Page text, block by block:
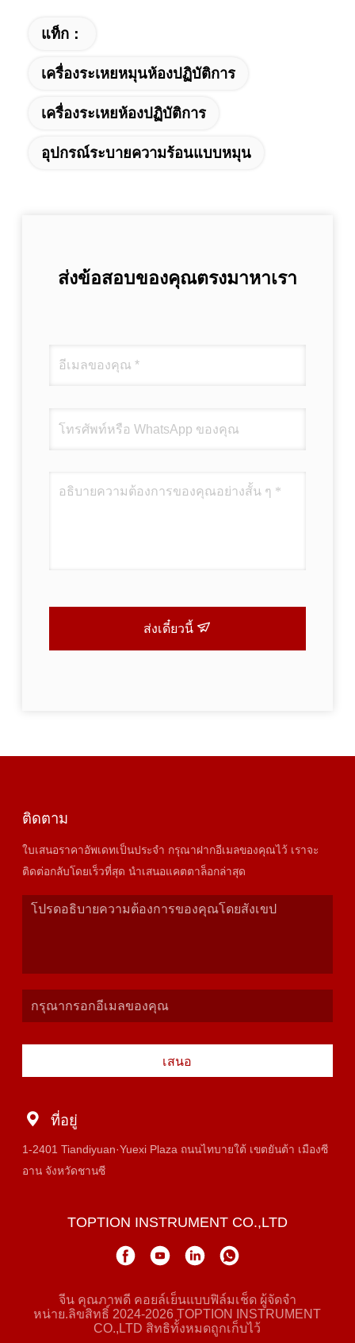
แท็ก：
เครื่องระเหยหมุนห้องปฏิบัติการ
เครื่องระเหยห้องปฏิบัติการ
อุปกรณ์ระบายความร้อนแบบหมุน
ส่งข้อสอบของคุณตรงมาหาเรา
ส่งเดี๋ยวนี้
ติดตาม
ใบเสนอราคาอัพเดทเป็นประจำ กรุณาฝากอีเมลของคุณไว้ เราจะ
ติดต่อกลับโดยเร็วที่สุด นำเสนอแคตตาล็อกล่าสุด
เสนอ
ที่อยู่
1-2401 Tiandiyuan·Yuexi Plaza ถนนไทบายใต้ เขตยันต้า เมืองซี
อาน จังหวัดชานซี
TOPTION INSTRUMENT CO.,LTD
จีน คุณภาพดี คอยล์เย็นแบบฟิล์มเช็ด ผู้จัดจํา
หน่าย.ลิขสิทธิ์ 2024-2026 TOPTION INSTRUMENT
CO.,LTD สิทธิทั้งหมดถูกเก็บไว้